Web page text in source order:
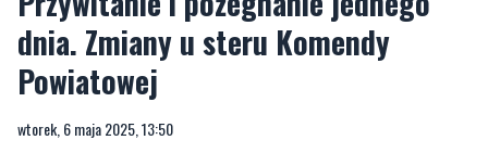
dnia. Zmiany u steru Komendy
Powiatowej
wtorek, 6 maja 2025, 13:50